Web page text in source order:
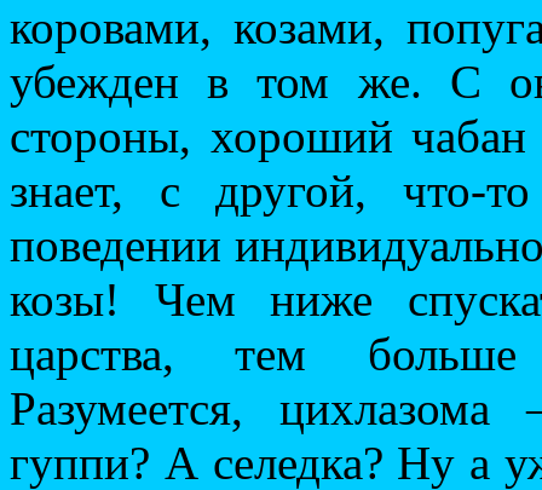
коровами, козами,
убежден в том же. С
стороны, хороший
знает, с другой, что-
поведении
козы! Чем ниже
царства, тем
Разумеется,
гуппи? А селедка? Ну а